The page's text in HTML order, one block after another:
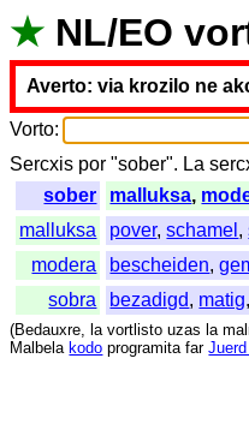
★ NL/EO
Averto: via krozilo ne
Vorto:
Sercxis por "sober". La
sober
malluksa,
malluksa
pover,schamel ,
modera
bescheiden,
sobra
bezadigd, matig,
(Bedauxre ,la vortlisto uzas la
Malbela kodo programita far